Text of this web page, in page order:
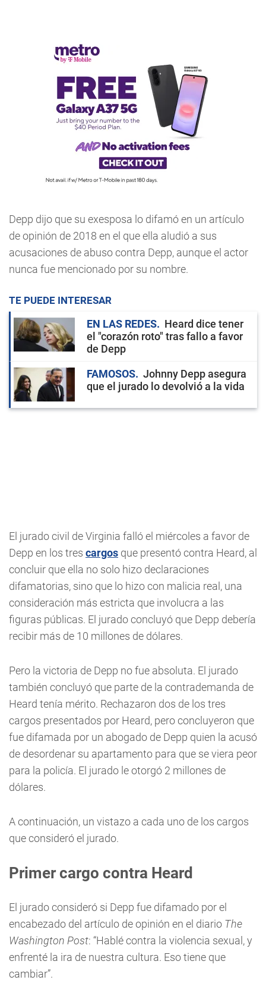
Depp dijo que su exesposa lo difamó en un artículo
de opinión de 2018 en el que ella aludió a sus
acusaciones de abuso contra Depp, aunque el actor
nunca fue mencionado por su nombre.
TE PUEDE INTERESAR
EN LAS REDES
Heard dice tener
el "corazón roto" tras fallo a favor
de Depp
FAMOSOS
Johnny Depp asegura
que el jurado lo devolvió a la vida
El jurado civil de Virginia falló el miércoles a favor de
Depp en los tres cargos que presentó contra Heard, al
concluir que ella no solo hizo declaraciones
difamatorias, sino que lo hizo con malicia real, una
consideración más estricta que involucra a las
figuras públicas. El jurado concluyó que Depp debería
recibir más de 10 millones de dólares.
Pero la victoria de Depp no fue absoluta. El jurado
también concluyó que parte de la contrademanda de
Heard tenía mérito. Rechazaron dos de los tres
cargos presentados por Heard, pero concluyeron que
fue difamada por un abogado de Depp quien la acusó
de desordenar su apartamento para que se viera peor
para la policía. El jurado le otorgó 2 millones de
dólares.
A continuación, un vistazo a cada uno de los cargos
que consideró el jurado.
Primer cargo contra Heard
El jurado consideró si Depp fue difamado por el
encabezado del artículo de opinión en el diario The
Washington Post: “Hablé contra la violencia sexual, y
enfrenté la ira de nuestra cultura. Eso tiene que
cambiar”.